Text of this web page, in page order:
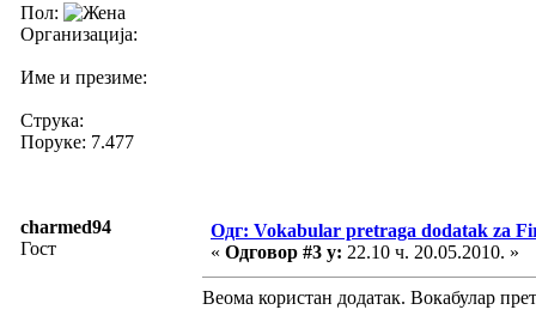
Пол:
Организација:
Име и презиме:
Струка:
Поруке: 7.477
charmed94
Гост
Одг: Vokabular pretraga dodatak za
« Одговор #3 у: 22.10 ч. 20.05.2010. »
Веома користан додатак. Вокабулар